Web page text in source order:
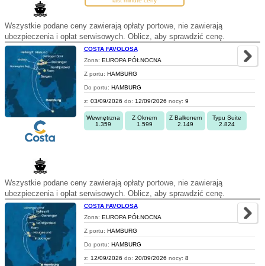
Wszystkie podane ceny zawierają opłaty portowe, nie zawierają
ubezpieczenia i opłat serwisowych. Oblicz, aby sprawdzić cenę.
COSTA FAVOLOSA
Zona: EUROPA PÓŁNOCNA
Z portu: HAMBURG
Do portu: HAMBURG
z: 03/09/2026 do: 12/09/2026 nocy: 9
Wewnętrzna
1.359
Z Oknem
1.599
Z Balkonem
2.149
Typu Suite
2.824
Wszystkie podane ceny zawierają opłaty portowe, nie zawierają
ubezpieczenia i opłat serwisowych. Oblicz, aby sprawdzić cenę.
COSTA FAVOLOSA
Zona: EUROPA PÓŁNOCNA
Z portu: HAMBURG
Do portu: HAMBURG
z: 12/09/2026 do: 20/09/2026 nocy: 8